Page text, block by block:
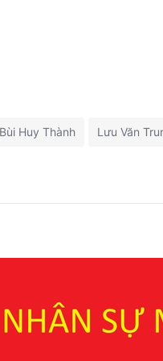
Bùi Huy Thành Lưu Văn